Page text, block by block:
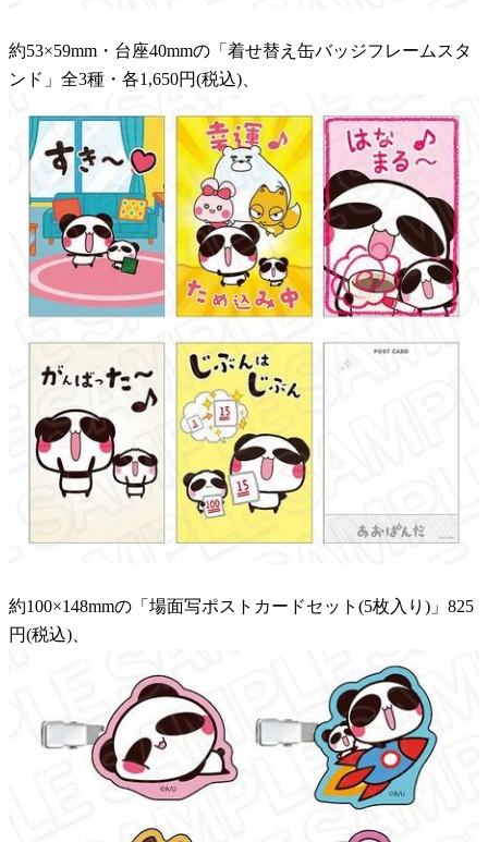
約53×59mm・台座40mmの「着せ替え缶バッジフレームスタ
ンド」全3種・各1,650円(税込)、
約100×148mmの「場面写ポストカードセット(5枚入り)」825
円(税込)、